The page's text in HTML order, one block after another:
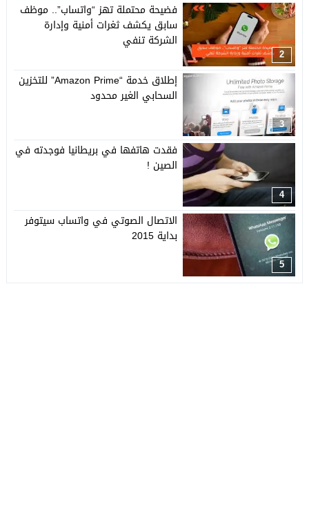
2
فضيحة محتملة تهز “واتساب”.. موظف
سابق يكشف ثغرات أمنية وإدارة
الشركة تنفي
3
إطلاق خدمة “Amazon Prime” للتخزين
السحابي الغير محدود
4
فقدت هاتفها في بريطانيا فوجدته في
الصين !
5
الاتصال الصوتي في واتساب سيتوفر
بداية 2015